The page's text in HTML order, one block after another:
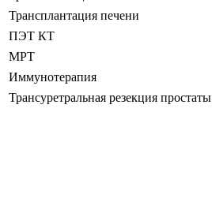
Трансплантация печени
ПЭТ КТ
МРТ
Иммунотерапия
Трансуретральная резекция простаты